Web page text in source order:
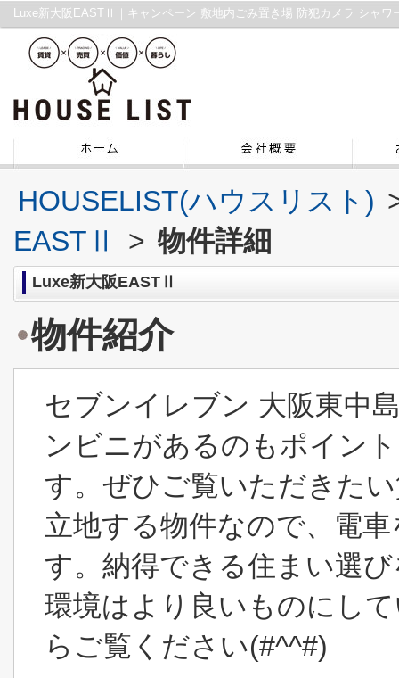
HOUSELIST(ハウスリスト)
EASTⅡ
> 物件詳細
Luxe新大阪EASTⅡ
物件紹介
セブンイレブン 大阪東中
ンビニがあるのもポイン
す。ぜひご覧いただきた
立地する物件なので、電
す。納得できる住まい選
環境はより良いものにし
らご覧ください(#^^#)